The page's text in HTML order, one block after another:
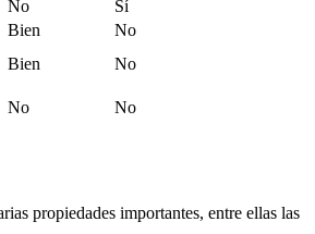
No
Sí
Bien
No
Bien
No
No No
propiedades importantes, entre ellas las